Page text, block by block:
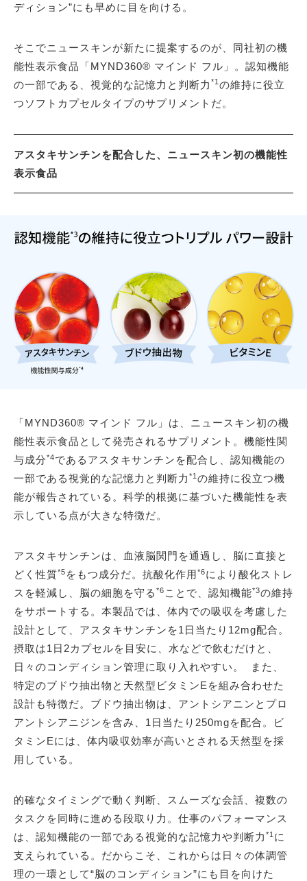
ディション”にも早めに目を向ける。
そこでニュースキンが新たに提案するのが、同社初の機
能性表示食品「MYND360® マインド フル」。認知機能
の一部である、視覚的な記憶力と判断力 *1 の維持に役立
つソフトカプセルタイプのサプリメントだ。
アスタキサンチンを配合した、ニュースキン初の機能性
表示食品
「MYND360® マインド フル」は、ニュースキン初の機
能性表示食品として発売されるサプリメント。機能性関
与成分*4であるアスタキサンチンを配合し、認知機能の
一部である視覚的な記憶力と判断力 *1 の維持に役立つ機
能が報告されている。科学的根拠に基づいた機能性を表
示している点が大きな特徴だ。
アスタキサンチンは、血液脳関門を通過し、脳に直接と
どく性質*5 をもつ成分だ。抗酸化作用*6により酸化ストレ
スを軽減し、脳の細胞を守る *6 ことで、認知機能*3の維持
をサポートする。本製品では、体内での吸収を考慮した
設計として、アスタキサンチンを1日当たり12mg配合。
摂取は1日2カプセルを目安に、水などで飲むだけと、
日々のコンディション管理に取り入れやすい。 また、
特定のブドウ抽出物と天然型ビタミンEを組み合わせた
設計も特徴だ。ブドウ抽出物は、アントシアニンとプロ
アントシアニジンを含み、1日当たり250mgを配合。ビ
タミンEには、体内吸収効率が高いとされる天然型を採
用している。
的確なタイミングで動く判断、スムーズな会話、複数の
タスクを同時に進める段取り力。仕事のパフォーマンス
は、認知機能の一部である視覚的な記憶力や判断力 *1 に
支えられている。だからこそ、これからは日々の体調管
理の一環として“脳のコンディション”にも目を向けた